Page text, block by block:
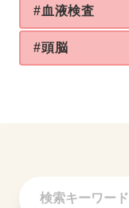
#血液検査
#頭脳